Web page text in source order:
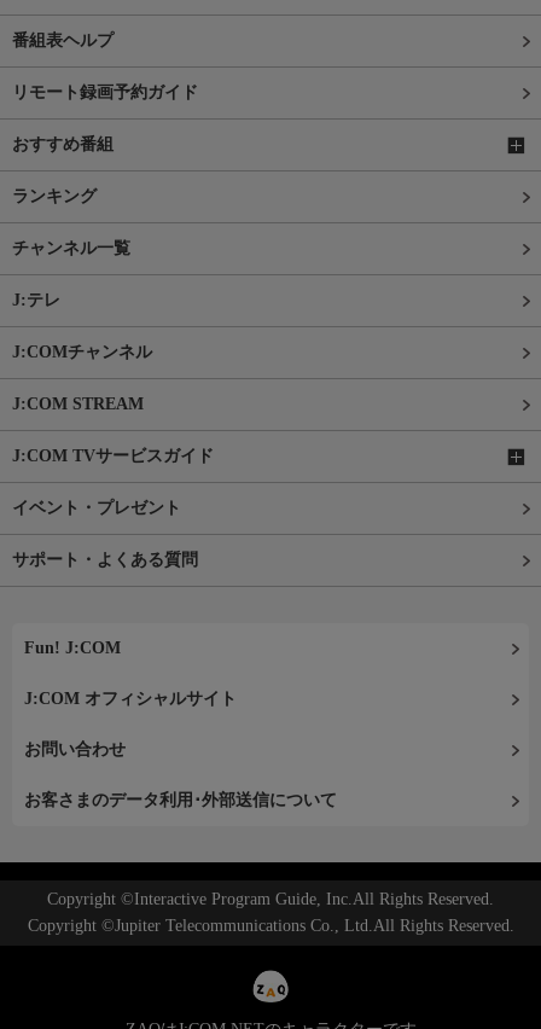
番組表ヘルプ
リモート録画予約ガイド
おすすめ番組
ランキング
チャンネル一覧
J:テレ
J:COMチャンネル
J:COM STREAM
J:COM TVサービスガイド
イベント・プレゼント
サポート・よくある質問
Fun! J:COM
J:COM オフィシャルサイト
お問い合わせ
お客さまのデータ利用･外部送信について
Copyright ©Interactive Program Guide, Inc.All Rights Reserved.
Copyright ©Jupiter Telecommunications Co., Ltd.All Rights Reserved.